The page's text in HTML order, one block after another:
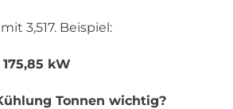
3,517. Beispiel:
175,85 kW
Tonnen wichtig?